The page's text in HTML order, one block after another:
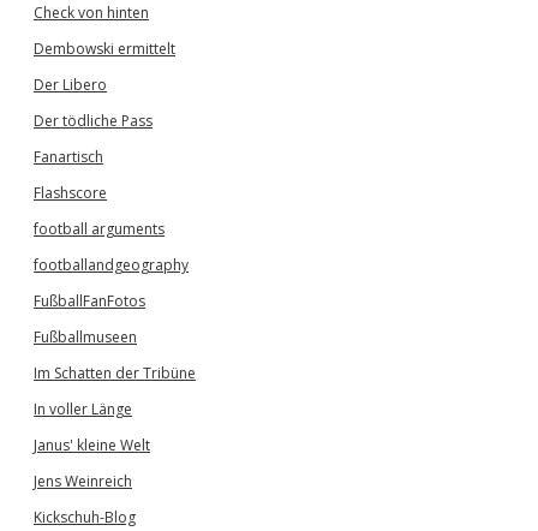
Check von hinten
Dembowski ermittelt
Der Libero
Der tödliche Pass
Fanartisch
Flashscore
football arguments
footballandgeography
FußballFanFotos
Fußballmuseen
Im Schatten der Tribüne
In voller Länge
Janus' kleine Welt
Jens Weinreich
Kickschuh-Blog